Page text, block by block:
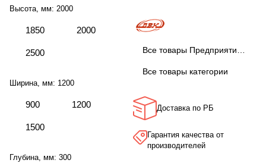
Высота, мм: 2000
1850 2000
2500
Ширина, мм: 1200
900 1200
1500
Глубина, мм: 300
Все товары Предприятие ДВК
Все товары категории
Доставка по РБ
Гарантия качества от
производителей